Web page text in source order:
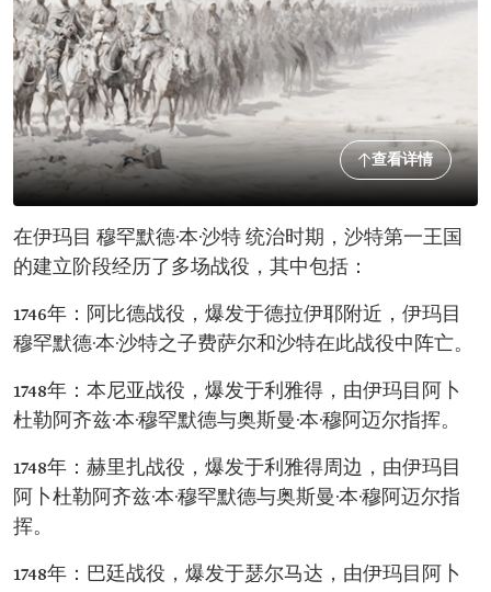
查看详情
在伊玛目 穆罕默德·本·沙特 统治时期，沙特第一王国
的建立阶段经历了多场战役，其中包括：
1746年：阿比德战役，爆发于德拉伊耶附近，伊玛目
穆罕默德·本·沙特之子费萨尔和沙特在此战役中阵亡。
1748年：本尼亚战役，爆发于利雅得，由伊玛目阿卜
杜勒阿齐兹·本·穆罕默德与奥斯曼·本·穆阿迈尔指挥。
1748年：赫里扎战役，爆发于利雅得周边，由伊玛目
阿卜杜勒阿齐兹·本·穆罕默德与奥斯曼·本·穆阿迈尔指
挥。
1748年：巴廷战役，爆发于瑟尔马达，由伊玛目阿卜